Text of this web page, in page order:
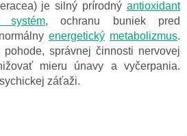
je silný prírodný antioxidant
systém, ochranu buniek pred
energetický metabolizmus.
správnej činnosti nervovej
mieru únavy a vyčerpania.
záťaži.